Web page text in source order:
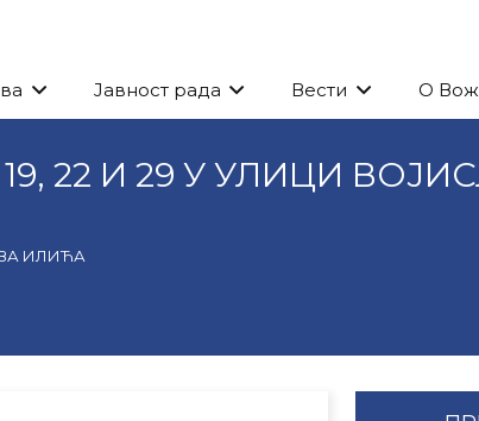
Јавност рада Вести О
22 И 29 У УЛИЦИ
ИЛИЋА